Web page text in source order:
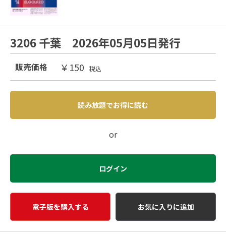
3206 千葉 2026年05月05日発行
販売価格 ￥150 税込
読み放題でお得に読む
or
ログイン
電子版を購入する お気に入りに追加